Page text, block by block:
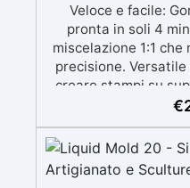
Veloce e facile:
pronta in soli 4
miscelazione 1:1
precisione.
creare stampi su
intricati,
Atossica e sicura:
atossica e facile da
mascherina. Alta
€